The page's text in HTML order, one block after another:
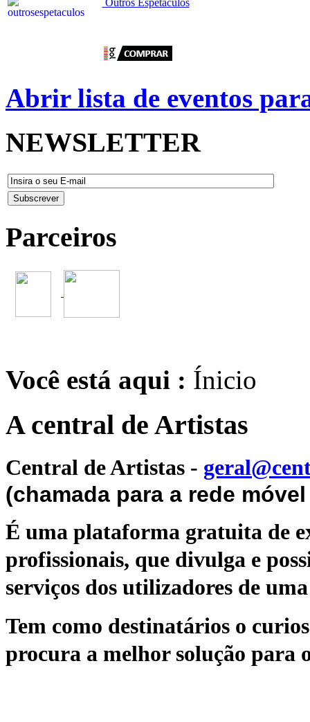
Abrir lista de eventos
NEWSLETTER
Parceiros
Você está aqui : Ínicio
A central de Artistas
Central de Artistas -
(chamada para a rede
É uma plataforma gratuita de
profissionais, que divulga e
serviços dos utilizadores de
Tem como destinatários o
procura a melhor solução para